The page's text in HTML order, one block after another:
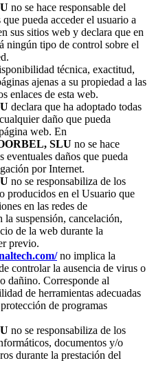
no se hace responsable del
pueda acceder el usuario a
sus sitios web y declara que en
ningún tipo de control sobre el
técnica, exactitud,
ajenas a su propiedad a las
enlaces de esta web.
declara que ha adoptado todas
daño que pueda
web. En
SLU no se hace
eventuales daños que pueda
por Internet.
no se responsabiliza de los
producidos en el Usuario que
en las redes de
suspensión, cancelación,
de la web durante la
previo.
no implica la
controlar la ausencia de virus o
dañino. Corresponde al
de herramientas adecuadas
de programas
no se responsabiliza de los
documentos y/o
durante la prestación del